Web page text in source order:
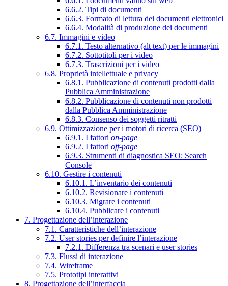
6.6.2. Tipi di documenti
6.6.3. Formato di lettura dei documenti elettronici
6.6.4. Modalità di produzione dei documenti
6.7. Immagini e video
6.7.1. Testo alternativo (alt text) per le immagini
6.7.2. Sottotitoli per i video
6.7.3. Trascrizioni per i video
6.8. Proprietà intellettuale e privacy
6.8.1. Pubblicazione di contenuti prodotti dalla
Pubblica Amministrazione
6.8.2. Pubblicazione di contenuti non prodotti
dalla Pubblica Amministrazione
6.8.3. Consenso dei soggetti ritratti
6.9. Ottimizzazione per i motori di ricerca (SEO)
6.9.1. I fattori on-page
6.9.2. I fattori off-page
6.9.3. Strumenti di diagnostica SEO: Search
Console
6.10. Gestire i contenuti
6.10.1. L’inventario dei contenuti
6.10.2. Revisionare i contenuti
6.10.3. Migrare i contenuti
6.10.4. Pubblicare i contenuti
7. Progettazione dell’interazione
7.1. Caratteristiche dell’interazione
7.2. User stories per definire l’interazione
7.2.1. Differenza tra scenari e user stories
7.3. Flussi di interazione
7.4. Wireframe
7.5. Prototipi interattivi
8. Progettazione dell’interfaccia